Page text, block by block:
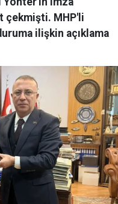
çekmişti. MHP'li
ilişkin açıklama